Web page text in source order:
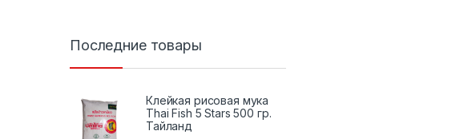
Последние товары
Клейкая рисовая мука
Thai Fish 5 Stars 500 гр.
Тайланд